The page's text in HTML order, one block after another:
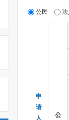
公民
申
请
人
公